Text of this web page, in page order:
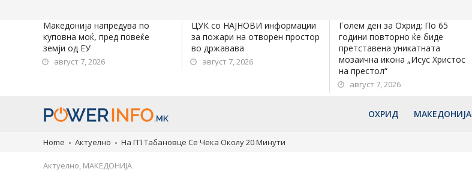
Македонија напредува по
куповна моќ, пред повеќе
земји од ЕУ
август 7, 2026
ЦУК со НАЈНОВИ информации
за пожари на отворен простор
во државава
август 7, 2026
Голем ден за Охрид: По 65
години повторно ќе биде
претставена уникатната
мозаична икона „Исус Христос
на престол“
август 7, 2026
ОХРИД МАКЕДОНИЈА
Home Актуелно На ГП Табановце Се Чека Околу 20 Минути
Актуелно, МАКЕДОНИЈА